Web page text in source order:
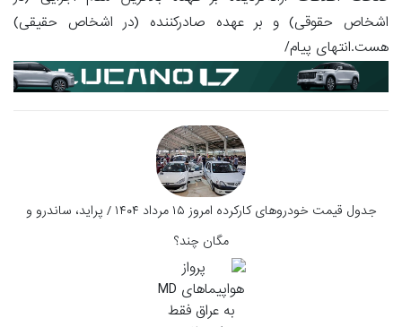
اشخاص حقوقی) و بر عهده صادرکننده (در اشخاص حقیقی)
هست.انتهای پیام/
جدول قیمت خودروهای کارکرده امروز ۱۵ مرداد ۱۴۰۴ / پراید، ساندرو و
مگان چند؟